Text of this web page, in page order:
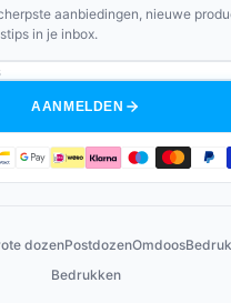
aanbiedingen, nieuwe
in je inbox.
AANMELDEN
dozenPostdozenOmdoos
Bedrukken